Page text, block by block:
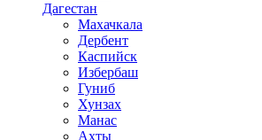
Дагестан
Махачкала
Дербент
Каспийск
Избербаш
Гуниб
Хунзах
Манас
Ахты